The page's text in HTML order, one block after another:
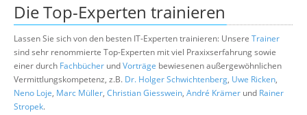
Die Top-Experten trainieren
Lassen Sie sich von den besten IT-Experten trainieren: Unsere Trainer
sind sehr renommierte Top-Experten mit viel Praxixserfahrung sowie
einer durch Fachbücher undVorträge bewiesenen außergewöhnlichen
Vermittlungskompetenz, z.B. Dr. Holger Schwichtenberg, Uwe Ricken,
Neno Loje, Marc Müller, Christian Giesswein, André Krämer und Rainer
Stropek.